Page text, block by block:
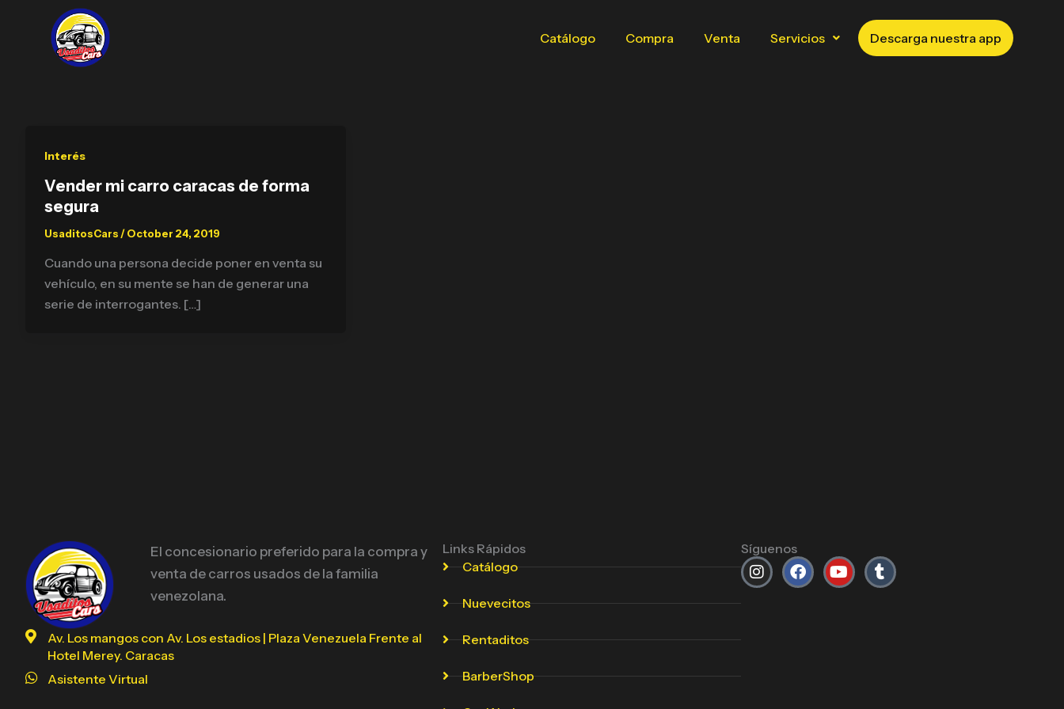
Catálogo Compra Venta Servicios Descarga nuestra app
Interés
Vender mi carro caracas de forma
segura
UsaditosCars /October 24, 2019
Cuando una persona decide poner en venta su
vehículo, en su mente se han de generar una
serie de interrogantes. […]
El concesionario preferido para la compra y
venta de carros usados de la familia
venezolana.
Av. Los mangos con Av. Los estadios | Plaza Venezuela Frente al
Hotel Merey. Caracas
Asistente Virtual
Links Rápidos
Catálogo
Nuevecitos
Rentaditos
BarberShop
Síguenos
InstagramFacebook
YoutubeTumblr